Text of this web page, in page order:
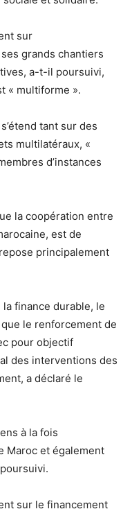
sur
grands chantiers
a-t-il poursuivi,
« multiforme ».
tant sur des
multilatéraux, «
d’instances
la coopération entre
est de
principalement
la finance durable, le
le renforcement de
pour objectif
des interventions des
a déclaré le
à la fois
Maroc et également
sur le financement